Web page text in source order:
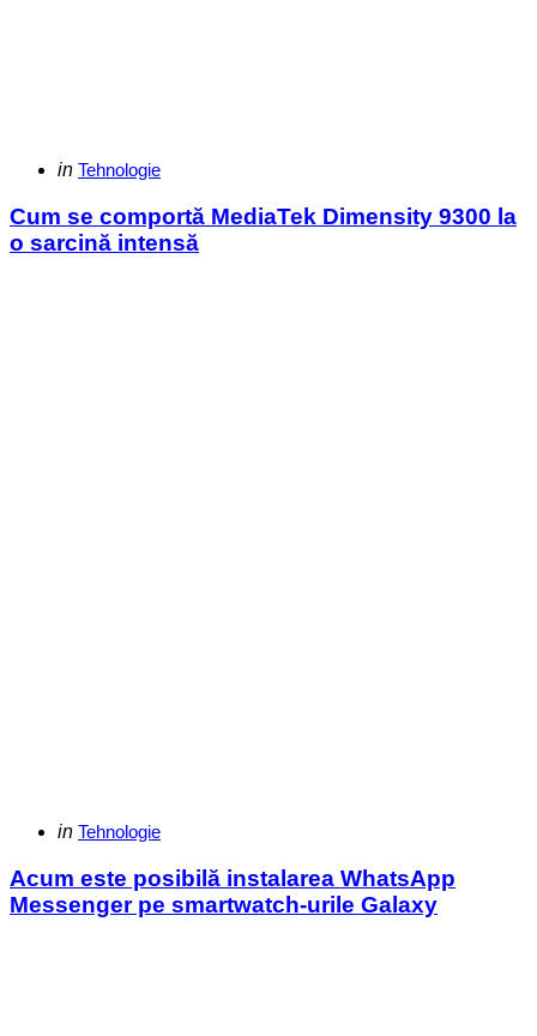
Categories
Posted
in Tehnologie
Cum se comportă MediaTek Dimensity 9300 la
o sarcină intensă
Categories
Posted
in Tehnologie
Acum este posibilă instalarea WhatsApp
Messenger pe smartwatch-urile Galaxy